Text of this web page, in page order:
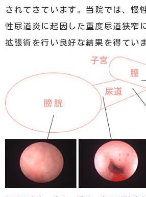
されてきています。当院では、慢
性尿道炎に起因した重度尿道狭窄
拡張術を行い良好な結果を得てい